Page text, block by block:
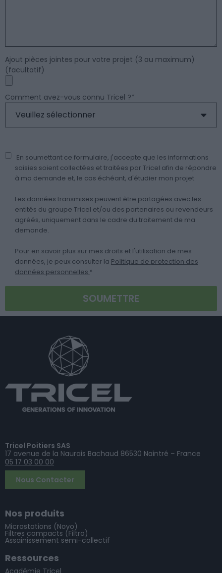
Ajout pièces jointes pour votre projet (3 au maximum)
(facultatif)
Comment avez-vous connu Tricel ?*
En soumettant ce formulaire, j'accepte que les informations
saisies soient collectées et traitées par Tricel afin de répondre
à ma demande et, le cas échéant, d'étudier mon projet.
Les données transmises peuvent être partagées avec les
entités du groupe Tricel et/ou des partenaires ou revendeurs
agréés, uniquement dans le cadre du traitement de ma
demande.
Pour en savoir plus sur mes droits et l'utilisation de mes
données, je peux consulter la Politique de protection des
données personnelles.*
Tricel Poitiers SAS
17 avenue de la Naurais Bachaud 86530 Naintré – France
05 17 03 00 00
Nous Contacter
Nos produits
Microstations (Novo)
Filtres compacts (Filtro)
Assainissement semi-collectif
Ressources